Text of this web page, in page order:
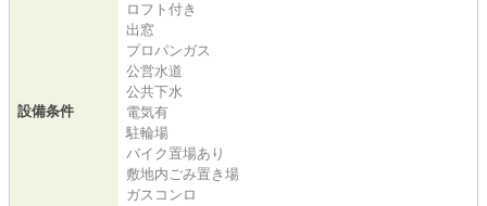
設備条件
ロフト付き
出窓
プロパンガス
公営水道
公共下水
電気有
駐輪場
バイク置場あり
敷地内ごみ置き場
ガスコンロ